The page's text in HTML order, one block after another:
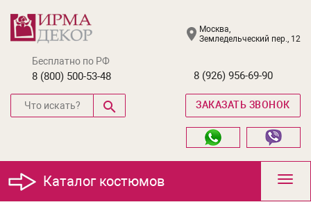
Москва,
Земледельческий пер., 12
Бесплатно по РФ
8 (800) 500-53-48 8 (926) 956-69-90
ЗАКАЗАТЬ ЗВОНОК
Каталог костюмов